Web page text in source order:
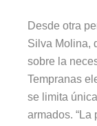
Desde otra
Silva Molina,
sobre la
Tempranas
se limita
armados.